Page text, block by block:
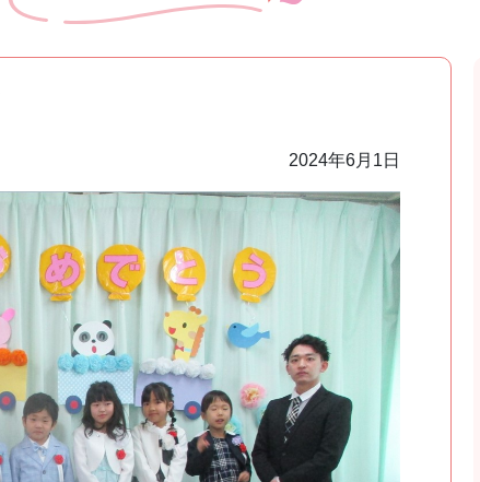
2024年6月1日